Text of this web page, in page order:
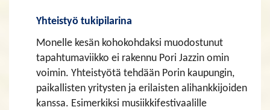
​​​​​​​Yhteistyö tukipilarina
Monelle kesän kohokohdaksi muodostunut
tapahtumaviikko ei rakennu Pori Jazzin omin
voimin. Yhteistyötä tehdään Porin kaupungin,
paikallisten yritysten ja erilaisten alihankkijoiden
kanssa. Esimerkiksi musiikkifestivaalille